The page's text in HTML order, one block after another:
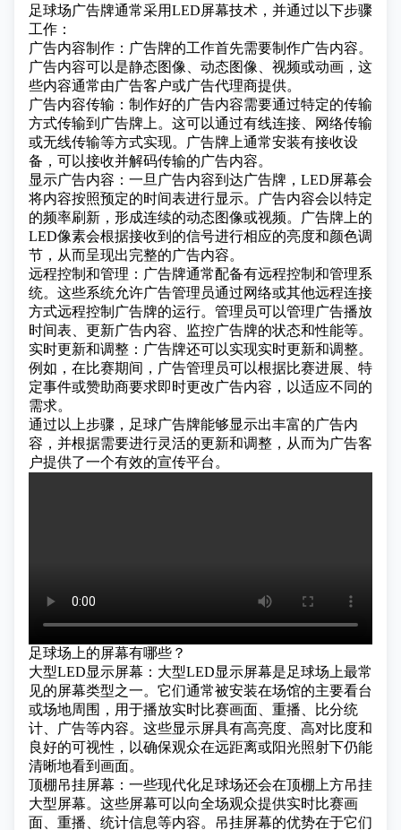
足球场广告牌通常采用LED屏幕技术 ，并通过以下步骤
工作：
广告内容制作：广告牌的工作首先需要制作广告内容。
广告内容可以是静态图像、动态图像、视频或动画，这
些内容通常由广告客户或广告代理商提供。
广告内容传输：制作好的广告内容需要通过特定的传输
方式传输到广告牌上。这可以通过有线连接、网络传输
或无线传输等方式实现。广告牌上通常安装有接收设
备，可以接收并解码传输的广告内容。
显示广告内容：一旦广告内容到达广告牌，LED屏幕会
将内容按照预定的时间表进行显示。广告内容会以特定
的频率刷新，形成连续的动态图像或视频。广告牌上的
LED像素会根据接收到的信号进行相应的亮度和颜色调
节，从而呈现出完整的广告内容。
远程控制和管理：广告牌通常配备有远程控制和管理系
统。这些系统允许广告管理员通过网络或其他远程连接
方式远程控制广告牌的运行。管理员可以管理广告播放
时间表、更新广告内容、监控广告牌的状态和性能等。
实时更新和调整：广告牌还可以实现实时更新和调整。
例如，在比赛期间，广告管理员可以根据比赛进展、特
定事件或赞助商要求即时更改广告内容，以适应不同的
需求。
通过以上步骤，足球广告牌能够显示出丰富的广告内
容，并根据需要进行灵活的更新和调整，从而为广告客
户提供了一个有效的宣传平台。
足球场上的屏幕有哪些？
大型LED显示屏幕：大型LED显示屏幕是足球场上最常
见的屏幕类型之一。它们通常被安装在场馆的主要看台
或场地周围，用于播放实时比赛画面、重播、比分统
计、广告等内容。这些显示屏具有高亮度、高对比度和
良好的可视性，以确保观众在远距离或阳光照射下仍能
清晰地看到画面。
顶棚吊挂屏幕：一些现代化足球场还会在顶棚上方吊挂
大型屏幕。这些屏幕可以向全场观众提供实时比赛画
面、重播、统计信息等内容。吊挂屏幕的优势在于它们